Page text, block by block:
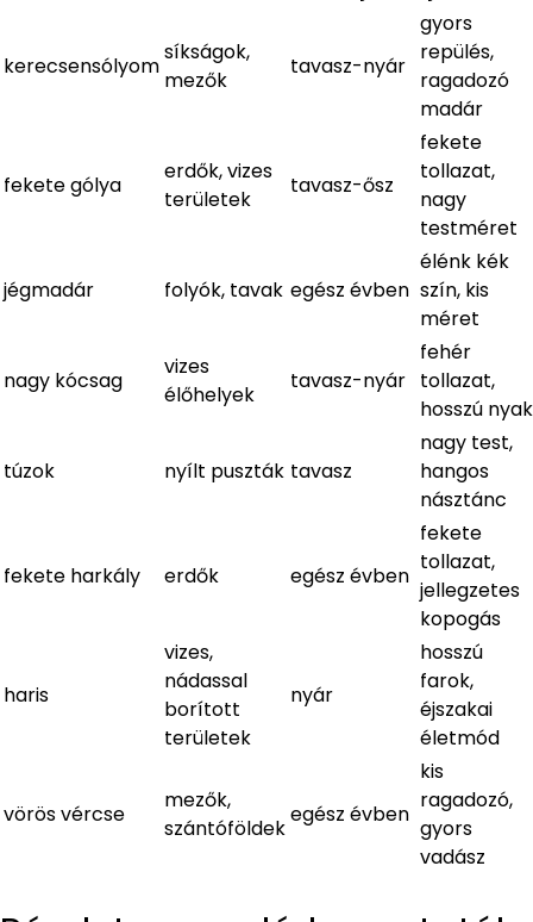
kerecsensólyom
síkságok,
mezők
tavasz-nyár
gyors
repülés,
ragadozó
madár
fekete gólya
erdők, vizes
területek
tavasz-ősz
fekete
tollazat,
nagy
testméret
jégmadár folyók, tavak egész évben
élénk kék
szín, kis
méret
nagy kócsag
vizes
élőhelyek
tavasz-nyár
fehér
tollazat,
hosszú nyak
túzok nyílt puszták tavasz
nagy test,
hangos
násztánc
fekete harkály erdők egész évben
fekete
tollazat,
jellegzetes
kopogás
haris
vizes,
nádassal
borított
területek
nyár
hosszú
farok,
éjszakai
életmód
vörös vércse
mezők,
szántóföldek
egész évben
kis
ragadozó,
gyors
vadász